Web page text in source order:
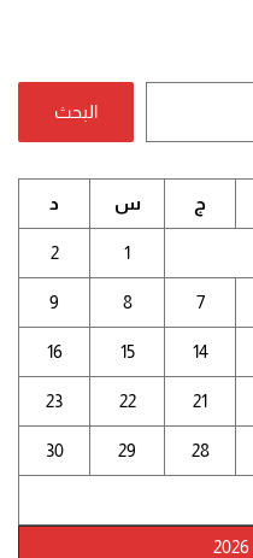
البحث
ج س د
1
2
7
8
9
14
15
16
21
22
23
28
29
30